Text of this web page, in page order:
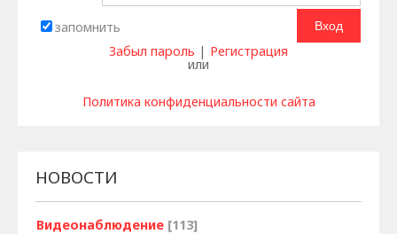
запомнить
Забыл пароль | Регистрация
или
Политика конфиденциальности сайта
НОВОСТИ
Видеонаблюдение [113]